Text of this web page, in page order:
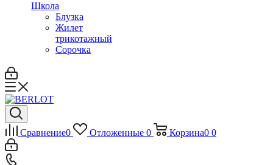
Школа
Блузка
Жилет
трикотажный
Сорочка
Сравнение0 Отложенные 0 Корзина0 0